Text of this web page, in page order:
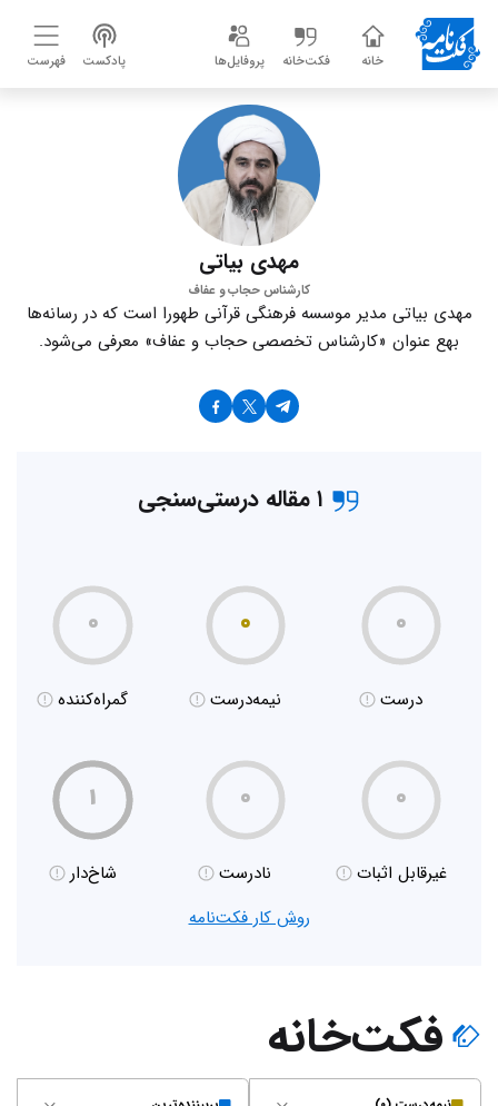
خانه فکت‌خانه پروفایل‌ها پادکست فهرست
مهدی بیاتی
کارشناس حجاب و عفاف
مهدی بیاتی مدیر موسسه فرهنگی قرآنی طهورا است که در رسانه‌ها
بهع عنوان «کارشناس تخصصی حجاب و عفاف» معرفی می‌شود.
۱ مقاله درستی‌سنجی
۰
درست
۰
نیمه‌درست
۰
گمراه‌کننده
۰
غیر‌قابل اثبات
۰
نادرست
۱
شاخ‌دار
روش کار فکت‌نامه
فکت‌خانه